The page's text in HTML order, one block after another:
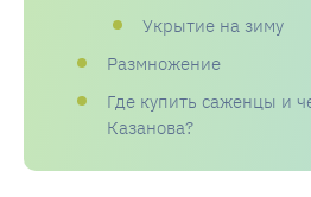
Укрытие на зиму
Размножение
Где купить саженцы и
Казанова?